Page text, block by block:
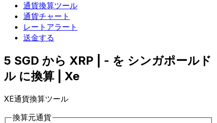
通貨換算ツール
通貨チャート
レートアラート
送金する
5 SGD から XRP | - を シンガポールド
ル に換算 | Xe
XE通貨換算ツール
換算元通貨